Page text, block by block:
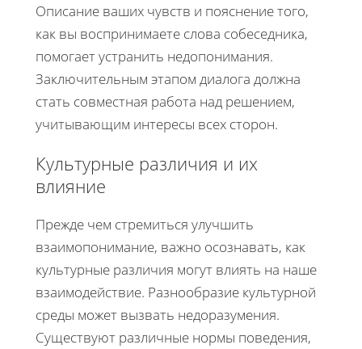
Описание ваших чувств и пояснение того,
как вы воспринимаете слова собеседника,
помогает устранить недопонимания.
Заключительным этапом диалога должна
стать совместная работа над решением,
учитывающим интересы всех сторон.
Культурные различия и их
влияние
Прежде чем стремиться улучшить
взаимопонимание, важно осознавать, как
культурные различия могут влиять на наше
взаимодействие. Разнообразие культурной
среды может вызвать недоразумения.
Существуют различные нормы поведения,